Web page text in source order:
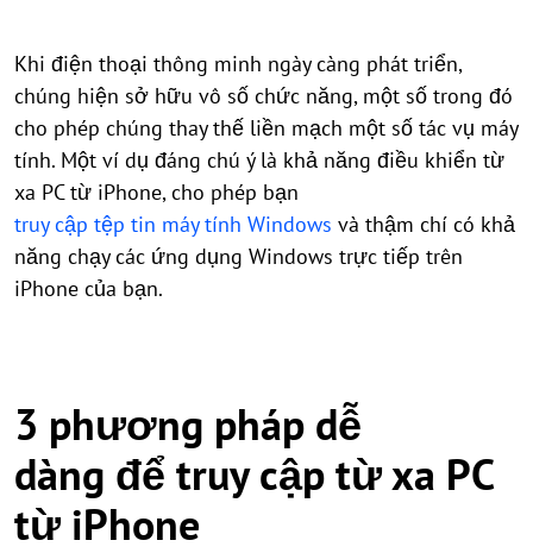
Khi điện thoại thông minh ngày càng phát triển,
chúng hiện sở hữu vô số chức năng, một số trong đó
cho phép chúng thay thế liền mạch một số tác vụ máy
tính. Một ví dụ đáng chú ý là khả năng điều khiển từ
xa PC từ iPhone, cho phép bạn
truy cập tệp tin máy tính Windows và thậm chí có khả
năng chạy các ứng dụng Windows trực tiếp trên
iPhone của bạn.
3 phương pháp dễ
dàng để truy cập từ xa PC
từ iPhone